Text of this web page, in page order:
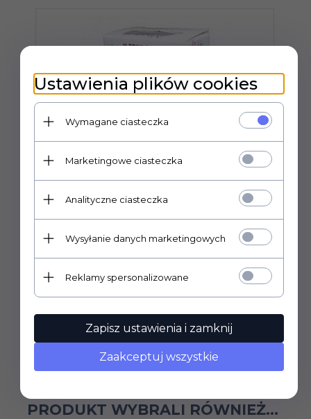
Kulki-Artykuł wspomagania-kulki -
Alive.Ball.Pink
Prowadzimy wyłącznie sprzedaż hurtową.
PRODUKT WYBRALI RÓWNIEŻ...
Ustawienia plików cookies
Wymagane ciasteczka
Marketingowe ciasteczka
Analityczne ciasteczka
Wysyłanie danych marketingowych
Reklamy spersonalizowane
Zapisz ustawienia i zamknij
Zaakceptuj wszystkie